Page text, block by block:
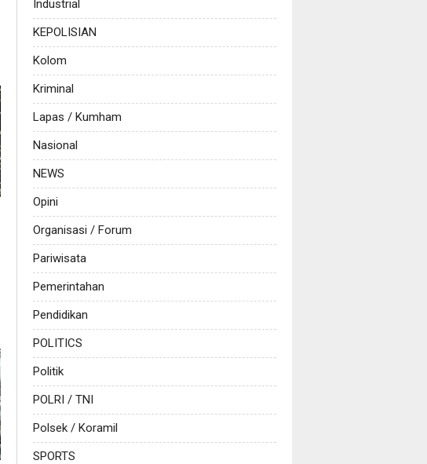
Industrial
KEPOLISIAN
Kolom
Kriminal
Lapas / Kumham
Nasional
NEWS
Opini
Organisasi / Forum
Pariwisata
Pemerintahan
Pendidikan
POLITICS
Politik
POLRI / TNI
Polsek / Koramil
SPORTS